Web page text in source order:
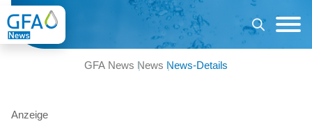
GFA News News News-Details
Anzeige